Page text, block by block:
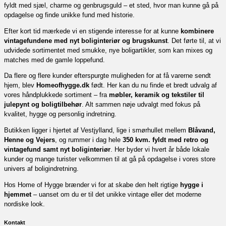
fyldt med sjæl, charme og genbrugsguld – et sted, hvor man kunne gå på
opdagelse og finde unikke fund med historie.
Efter kort tid mærkede vi en stigende interesse for at kunne kombinere
vintagefundene med nyt boliginteriør og brugskunst . Det førte til, at vi
udvidede sortimentet med smukke, nye boligartikler, som kan mixes og
matches med de gamle loppefund.
Da flere og flere kunder efterspurgte muligheden for at få varerne sendt
hjem, blev Homeofhygge.dk født. Her kan du nu finde et bredt udvalg af
vores håndplukkede sortiment – fra møbler, keramik og tekstiler til
julepynt og boligtilbehør. Alt sammen nøje udvalgt med fokus på
kvalitet, hygge og personlig indretning.
Butikken ligger i hjertet af Vestjylland, lige i smørhullet mellem Blåvand,
Henne og Vejers, og rummer i dag hele 350 kvm. fyldt med retro og
vintagefund samt nyt boliginteriør. Her byder vi hvert år både lokale
kunder og mange turister velkommen til at gå på opdagelse i vores store
univers af boligindretning.
Hos Home of Hygge brænder vi for at skabe den helt rigtige hygge i
hjemmet – uanset om du er til det unikke vintage eller det moderne
nordiske look.
Kontakt